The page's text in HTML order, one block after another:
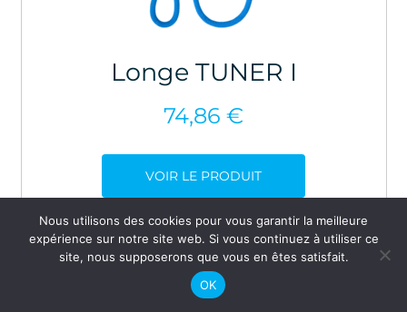
Longe TUNER I
74,86 €
VOIR LE PRODUIT
Nous utilisons des cookies pour vous garantir la meilleure
expérience sur notre site web. Si vous continuez à utiliser ce
site, nous supposerons que vous en êtes satisfait.
OK